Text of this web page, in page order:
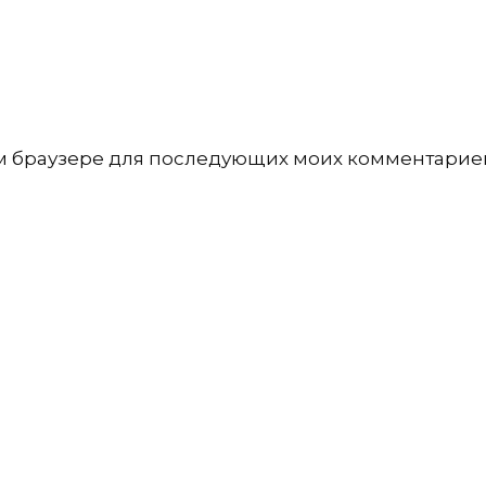
браузере для последующих моих